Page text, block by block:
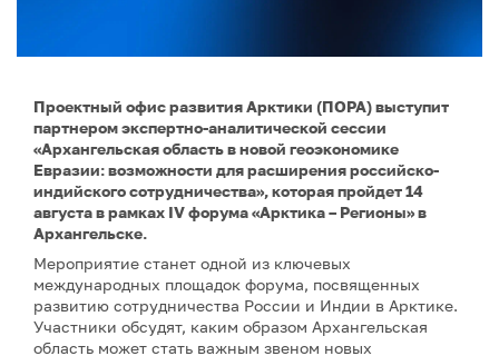
Проектный офис развития Арктики (ПОРА) выступит
партнером экспертно-аналитической сессии
«Архангельская область в новой геоэкономике
Евразии: возможности для расширения российско-
индийского сотрудничества», которая пройдет 14
августа в рамках IV форума «Арктика – Регионы» в
Архангельске.
Мероприятие станет одной из ключевых
международных площадок форума, посвященных
развитию сотрудничества России и Индии в Арктике.
Участники обсудят, каким образом Архангельская
область может стать важным звеном новых